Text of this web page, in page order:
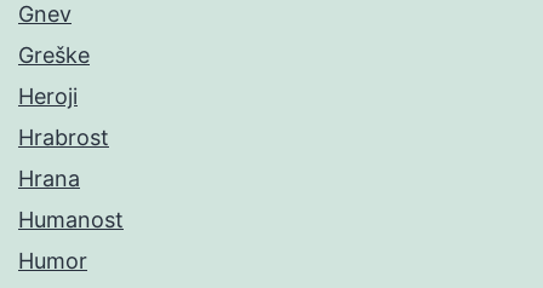
Gnev
Greške
Heroji
Hrabrost
Hrana
Humanost
Humor